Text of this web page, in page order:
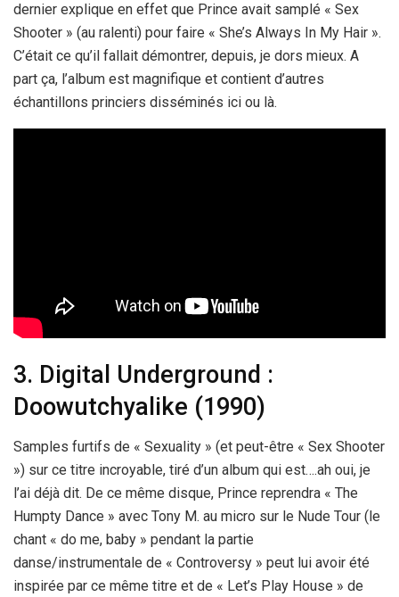
dernier explique en effet que Prince avait samplé « Sex
Shooter » (au ralenti) pour faire « She’s Always In My Hair ».
C’était ce qu’il fallait démontrer, depuis, je dors mieux. A
part ça, l’album est magnifique et contient d’autres
échantillons princiers disséminés ici ou là.
3. Digital Underground :
Doowutchyalike (1990)
Samples furtifs de « Sexuality » (et peut-être « Sex Shooter
») sur ce titre incroyable, tiré d’un album qui est….ah oui, je
l’ai déjà dit. De ce même disque, Prince reprendra « The
Humpty Dance » avec Tony M. au micro sur le Nude Tour (le
chant « do me, baby » pendant la partie
danse/instrumentale de « Controversy » peut lui avoir été
inspirée par ce même titre et de « Let’s Play House » de